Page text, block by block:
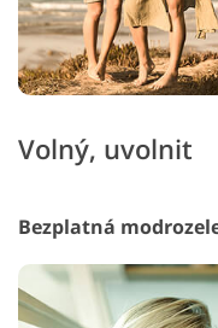
Volný, uvolnit